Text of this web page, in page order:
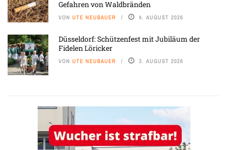
Gefahren von Waldbränden
VON UTE NEUBAUER 4. AUGUST 2026
Düsseldorf: Schützenfest mit Jubiläum der
Fidelen Löricker
VON UTE NEUBAUER 3. AUGUST 2026